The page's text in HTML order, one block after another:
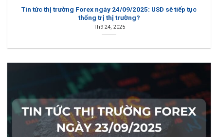
Tin tức thị trường Forex ngày 24/09/2025: USD sẽ tiếp tục
thống trị thị trường?
Th9 24, 2025